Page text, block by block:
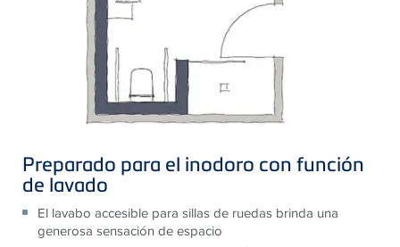
Preparado para el inodoro con función
de lavado
El lavabo accesible para sillas de ruedas brinda una
generosa sensación de espacio